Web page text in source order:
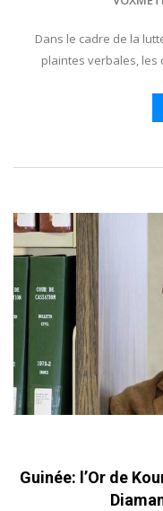
Dans le cadre de la
plaintes verbales, les
Guinée: l’Or de